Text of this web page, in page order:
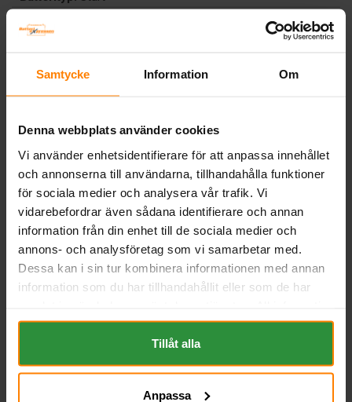
Samtycke Information Om
Denna webbplats använder cookies
Vi använder enhetsidentifierare för att anpassa innehållet
och annonserna till användarna, tillhandahålla funktioner
för sociala medier och analysera vår trafik. Vi
vidarebefordrar även sådana identifierare och annan
information från din enhet till de sociala medier och
annons- och analysföretag som vi samarbetar med.
Dessa kan i sin tur kombinera informationen med annan
information som du har tillhandahållit eller som de har
om "Cookies" och ditt val finner du på vår Cookie sida
längst ner i "footern" på sidan.
Tillåt alla
Anpassa
BESKRIVNING
DOKUMENT
Stockholm
Mått (mm) L= 117 B= 70 H= 40
Webblager